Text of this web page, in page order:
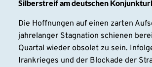
Silberstreif am deutschen
Die Hoffnungen auf einen zarten
jahrelanger Stagnation schienen
Quartal wieder obsolet zu sein.
Irankrieges und der Blockade der